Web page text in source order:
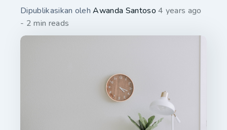
Dipublikasikan olehAwanda Santoso 4 years ago
- 2 min reads